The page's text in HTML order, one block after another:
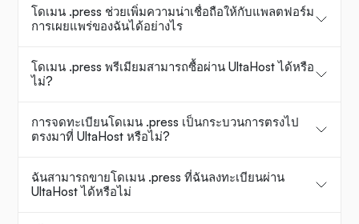
โดเมน .press ช่วยเพิ่มความน่าเชื่อถือให้กับแพลตฟอร์ม
การเผยแพร่ของฉันได้อย่างไร
โดเมน .press พรีเมียมสามารถซื้อผ่าน UltaHost ได้หรือ
ไม่?
การจดทะเบียนโดเมน .press เป็นกระบวนการตรงไป
ตรงมาที่ UltaHost หรือไม่?
ฉันสามารถขายโดเมน .press ที่ฉันลงทะเบียนผ่าน
UltaHost ได้หรือไม่